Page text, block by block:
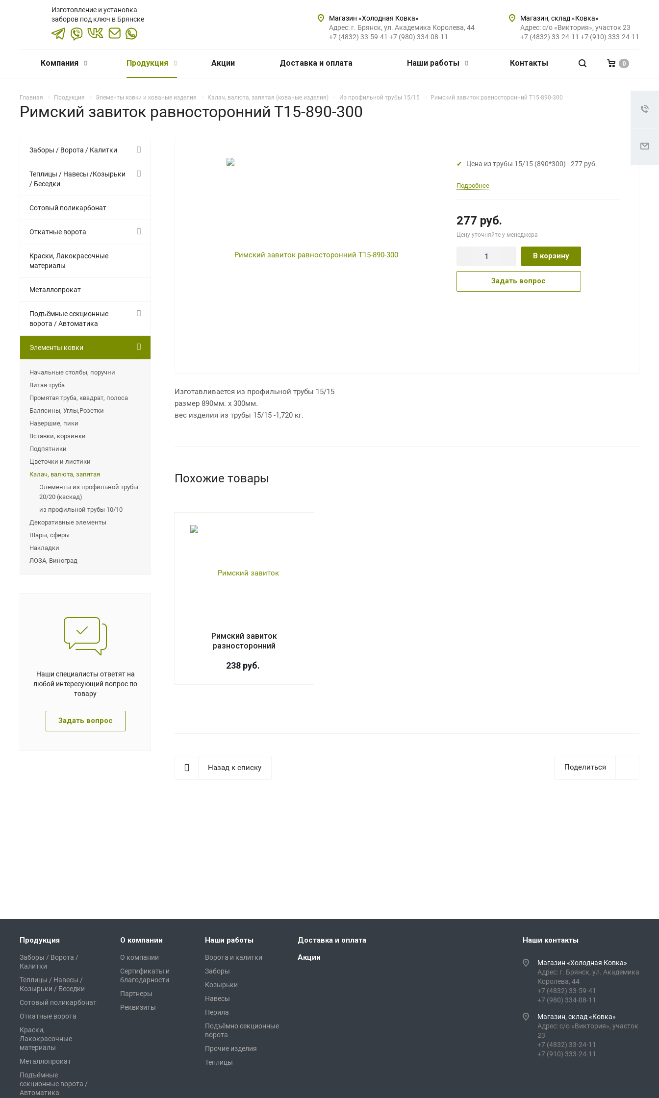
Изготовление и установка
заборов под ключ в Брянске
Магазин «Холодная Ковка»
Адрес: г. Брянск, ул. Академика Королева, 44
+7 (4832) 33-59-41 +7 (980) 334-08-11
Магазин, склад «Ковка»
Адрес: с/о «Виктория», участок 23
+7 (4832) 33-24-11 +7 (910) 333-24-11
0
Компания Продукция Акции Доставка и оплата Наши работы Контакты
Главная Продукция Элементы ковки и кованые изделия Калач, валюта, запятая (кованые изделия) Из профильной трубы 15/15 Римский завиток равносторонний Т15-890-300
Римский завиток равносторонний Т15-890-300
Цена из трубы 15/15 (890*300) - 277 руб.
Подробнее
277 руб.
Цену уточняйте у менеджера
В корзину
Задать вопрос
Изготавливается из профильной трубы 15/15
размер 890мм. х 300мм.
вес изделия из трубы 15/15 -1,720 кг.
Похожие товары
Римский завиток
разносторонний
238 руб.
Поделиться
Назад к списку
Заборы / Ворота / Калитки
Теплицы / Навесы /Козырьки
/ Беседки
Сотовый поликарбонат
Откатные ворота
Краски, Лакокрасочные
материалы
Металлопрокат
Подъёмные секционные
ворота / Автоматика
Элементы ковки
Начальные столбы, поручни
Витая труба
Промятая труба, квадрат, полоса
Балясины, Углы,Розетки
Навершие, пики
Вставки, корзинки
Подпятники
Цветочки и листики
Калач, валюта, запятая
Элементы из профильной трубы
20/20 (каскад)
из профильной трубы 10/10
Декоративные элементы
Шары, сферы
Накладки
ЛОЗА, Виноград
Наши специалисты ответят на
любой интересующий вопрос по
товару
Задать вопрос
Продукция
Заборы / Ворота /
Калитки
Теплицы / Навесы /
Козырьки / Беседки
Сотовый поликарбонат
Откатные ворота
Краски,
Лакокрасочные
материалы
Металлопрокат
Подъёмные
секционные ворота /
Автоматика
О компании
О компании
Сертификаты и
благодарности
Партнеры
Реквизиты
Наши работы
Ворота и калитки
Заборы
Козырьки
Навесы
Перила
Подъёмно секционные
ворота
Прочие изделия
Теплицы
Доставка и оплата
Акции
Наши контакты
Магазин «Холодная Ковка»
Адрес: г. Брянск, ул. Академика
Королева, 44
+7 (4832) 33-59-41
+7 (980) 334-08-11
Магазин, склад «Ковка»
Адрес: с/о «Виктория», участок
23
+7 (4832) 33-24-11
+7 (910) 333-24-11